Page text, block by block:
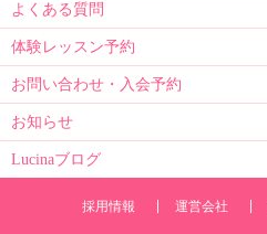
よくある質問
体験レッスン予約
お問い合わせ・入会予約
お知らせ
Lucinaブログ
採用情報 運営会社